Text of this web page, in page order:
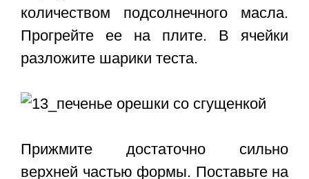
количеством подсолнечного масла.
Прогрейте ее на плите. В ячейки
разложите шарики теста.
Прижмите достаточно сильно
верхней частью формы. Поставьте на